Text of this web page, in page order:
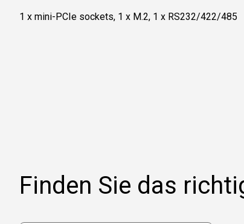
1 x mini-PCIe sockets, 1 x M.2, 1 x RS232/422/485
Finden Sie das